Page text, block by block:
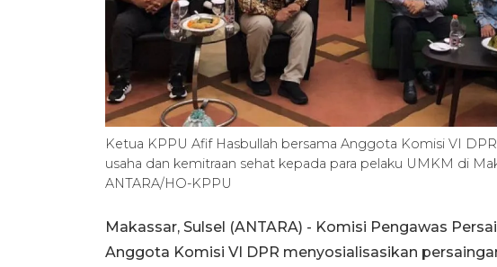
Ketua KPPU Afif Hasbullah bersama Anggota Komisi VI DPR
usaha dan kemitraan sehat kepada para pelaku UMKM di
ANTARA/HO-KPPU
Makassar, Sulsel (ANTARA) - Komisi Pengawas
Anggota Komisi VI DPR menyosialisasikan